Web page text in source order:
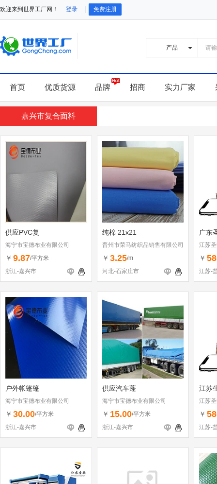
欢迎来到世界工厂网！ 登录 免费注册
首页 优质货源 品牌 招商 实力厂家
嘉兴市复合面料
供应PVC复
海宁市宝德布业有限公司
￥ 9.87/平方米
浙江-嘉兴市
纯棉 21x21
晋州市荣马纺织品销售有限公司
￥ 3.25/m
河北-石家庄市
广东
江苏
￥
江苏-
户外帐篷篷
海宁市宝德布业有限公司
￥ 30.00/平方米
浙江-嘉兴市
供应汽车蓬
海宁市宝德布业有限公司
￥ 15.00/平方米
浙江-嘉兴市
江苏
江苏
￥
江苏-